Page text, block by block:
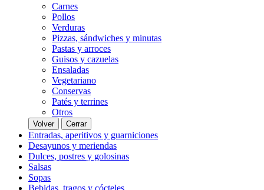
Carnes
Pollos
Verduras
Pizzas, sándwiches y minutas
Pastas y arroces
Guisos y cazuelas
Ensaladas
Vegetariano
Conservas
Patés y terrines
Otros
Volver Cerrar
Entradas, aperitivos y guarniciones
Desayunos y meriendas
Dulces, postres y golosinas
Salsas
Sopas